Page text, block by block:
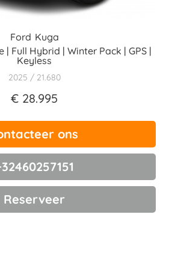
Ford Kuga
| Full Hybrid | Winter Pack | GPS |
Keyless
2025 21.680
€ 28.995
ons
Reserveer